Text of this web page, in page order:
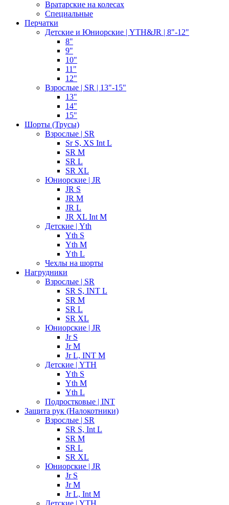
Вратарские на колесах
Специальные
Перчатки
Детские и Юниорские | YTH&JR | 8"-12"
8"
9"
10"
11"
12"
Взрослые | SR | 13"-15"
13"
14"
15"
Шорты (Трусы)
Взрослые | SR
Sr S, XS Int L
SR M
SR L
SR XL
Юниорские | JR
JR S
JR M
JR L
JR XL Int M
Детские | Yth
Yth S
Yth M
Yth L
Чехлы на шорты
Нагрудники
Взрослые | SR
SR S, INT L
SR M
SR L
SR XL
Юниорские | JR
Jr S
Jr M
Jr L, INT M
Детские | YTH
Yth S
Yth M
Yth L
Подростковые | INT
Защита рук (Налокотники)
Взрослые | SR
SR S, Int L
SR M
SR L
SR XL
Юниорские | JR
Jr S
Jr M
Jr L, Int M
Детские | YTH